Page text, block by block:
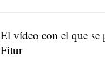
El vídeo con el que se
Fitur